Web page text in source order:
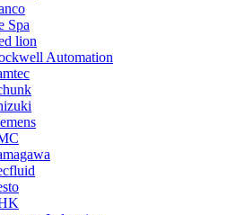
Spa
lion
Automation